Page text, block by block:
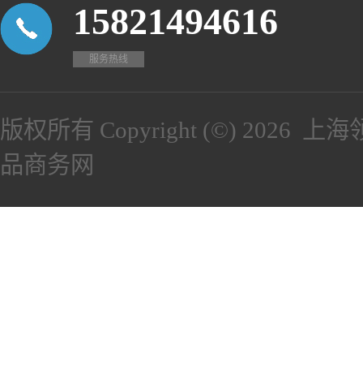
15821494616
服务热线
版权所有 Copyright (©) 2026
上
品商务网